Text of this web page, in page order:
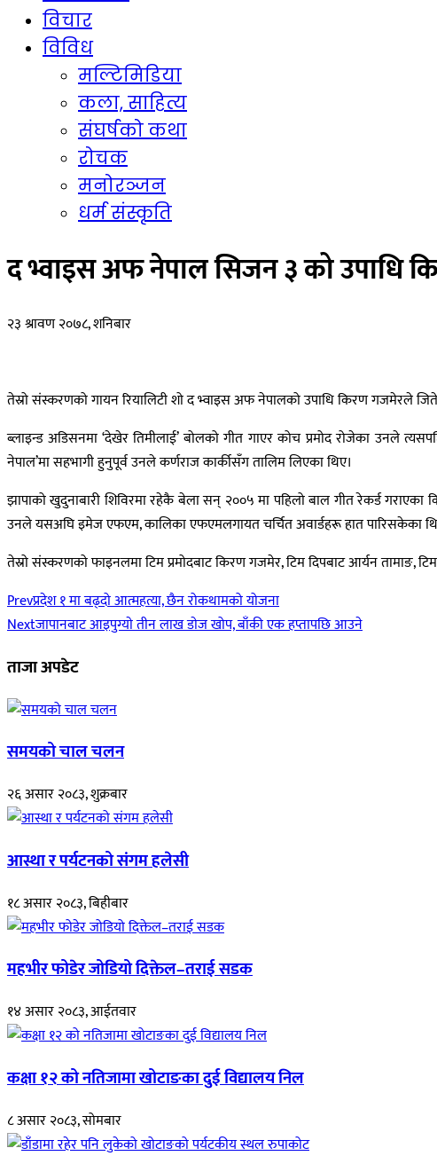
विचार
विविध
मल्टिमिडिया
कला, साहित्य
संघर्षको कथा
रोचक
मनोरञ्जन
धर्म संस्कृति
द भ्वाइस अफ नेपाल सिजन ३ को उपाधि
२३ श्रावण २०७८, शनिबार
तेस्रो संस्करणको गायन रियालिटी शो द भ्वाइस अफ नेपालको उपाधि किरण गजमेरले
ब्लाइन्ड अडिसनमा ‘देखेर तिमीलाई’ बोलको गीत गाएर कोच प्रमोद रोजेका उनले
नेपाल’मा सहभागी हुनुपूर्व उनले कर्णराज कार्कीसँग तालिम लिएका थिए।
झापाको खुदुनाबारी शिविरमा रहेकै बेला सन् २००५ मा पहिलो बाल गीत रेकर्ड गराएका
उनले यसअघि इमेज एफएम, कालिका एफएमलगायत चर्चित अवार्डहरू हात पारिसकेका
तेस्रो संस्करणको फाइनलमा टिम प्रमोदबाट किरण गजमेर, टिम दिपबाट आर्यन तामाङ, टिम
Prevप्रदेश १ मा बढ्दो आत्महत्या, छैन रोकथामको योजना
Nextजापानबाट आइपुग्याे तीन लाख डाेज खोप, बाँकी एक हप्तापछि आउने
ताजा अपडेट
समयको चाल चलन
२६ असार २०८३, शुक्रबार
आस्था र पर्यटनको संगम हलेसी
१८ असार २०८३, बिहीबार
महभीर फोडेर जोडियो दिक्तेल–तराई सडक
१४ असार २०८३, आईतवार
कक्षा १२ को नतिजामा खोटाङका दुई विद्यालय निल
८ असार २०८३, सोमबार